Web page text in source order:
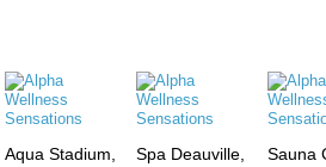
Aqua Stadium,
Spa Deauville,
Sauna